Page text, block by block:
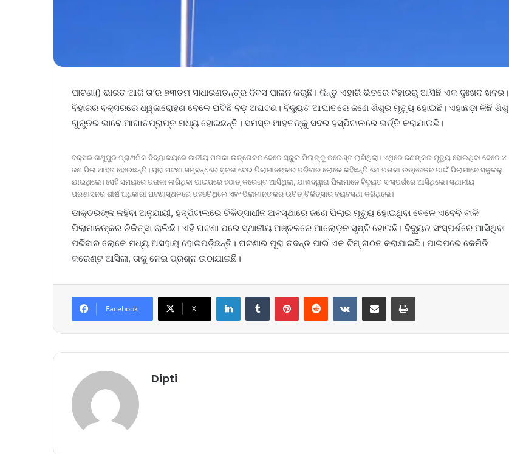
ପାଟଣା() ଭାରତ ଆଜି ତା’ର ୭୩ତମ ସାଧାରଣତନ୍ତ୍ର ଦିବସ ପାଳନ କରୁଛି। କିନ୍ତୁ ଏହାରି ଭିତରେ ବିହାରରୁ ଆସିଛି ଏକ ଦୁଃଖଦ ଖବର।
ବିହାରର ବକ୍ସରରେ ଧ୍ୱଜାରୋହଣ ବେଳେ ଘଟିଛି ବଡ଼ ଅଘଟଣ। ବିଦ୍ୟୁତ ଆଘାତରେ ଜଣେ ଶିଶୁର ମୃତ୍ୟୁ ହୋଇଛି। ଏହାଛଡ଼ା କିଛି ଶିଶୁ
ଗୁରୁତର ଭାବେ ଆଘାତପ୍ରାପ୍ତ ମଧ୍ୟ ହୋଇଛନ୍ତି। ସମସ୍ତ ଆହତଙ୍କୁ ସଦର ହସ୍ପିଟାଲରେ ଭର୍ତ୍ତି କରାଯାଇଛି।
ବକ୍ସର ନାଥୁପୁର ପ୍ରାଥମିକ ବିଦ୍ୟାଳୟରେ ଜାତୀୟ ପତାକା ଉତ୍ତୋଳନ ବେଳେ ସ୍କୁଲ ପିଲାଙ୍କୁ କରେଣ୍ଟ ଲାଗିଥିଲା। ଏଥିରେ ଜଣଙ୍କର ମୃତ୍ୟୁ ହୋଇଥିବା ବେଳେ ୪
ଜଣ ପିଲା ଆହତ ହୋଇଛନ୍ତି। ପୂରା ଘଟଣା ସମ୍ବନ୍ଧରେ ସୂଚନା ଦେଇ ପିଲାମାନଙ୍କର ପରିବାର ଲୋକେ କହିଛନ୍ତି ଯେ ପତାକା ଉତ୍ତୋଳନ ପାଇଁ ପିଲାମାନେ ସ୍କୁଲକୁ
ଯାଇଥିଲେ। ସେହି ସମୟରେ ପତାକା ଲାଗିଥିବା ପାଇପରେ ହଠାତ୍ କରେଣ୍ଟ ଆସିଥିଲା, ଯାହାଦ୍ୱାରା ପିଲାମାନେ ବିଦ୍ୟୁତ ସଂସ୍ପର୍ଶରେ ଆସିଥିଲେ। ସ୍ଥାନୀୟ
ପ୍ରଶାସନର ଶୀର୍ଷ ଅଧିକାରୀ ଘଟଣାସ୍ଥଳରେ ପହଞ୍ଚିଥିଲେ ଏବଂ ପିଲାମାନଙ୍କର ଉଚିତ୍ ଚିକିତ୍ସାର ବ୍ୟବସ୍ଥା କରିଥିଲେ।
ଡାକ୍ତରଙ୍କ କହିବା ଅନୁଯାୟୀ, ହସ୍ପିଟାଲରେ ଚିକିତ୍ସାଧୀନ ଅବସ୍ଥାରେ ଜଣେ ପିଲାର ମୃତ୍ୟୁ ହୋଇଥିବା ବେଳେ ଏବେବି ବାକି
ପିଲାମାନଙ୍କର ଚିକିତ୍ସା ଚାଲିଛି। ଏହି ଘଟଣା ପରେ ସ୍ଥାନୀୟ ଅଞ୍ଚଳରେ ଆଲୋଡ଼ନ ସୃଷ୍ଟି ହୋଇଛି। ବିଦ୍ୟୁତ ସଂସ୍ପର୍ଶରେ ଆସିଥିବା
ପରିବାର ଲୋକେ ମଧ୍ୟ ଅସହାୟ ହୋଇପଡ଼ିଛନ୍ତି। ଘଟଣାର ପୂରା ତଦନ୍ତ ପାଇଁ ଏକ ଟିମ୍ ଗଠନ କରାଯାଇଛି। ପାଇପରେ କେମିତି
କରେଣ୍ଟ ଆସିଲା, ତାକୁ ନେଇ ପ୍ରଶ୍ନ ଉଠାଯାଇଛି।
Facebook X
Dipti